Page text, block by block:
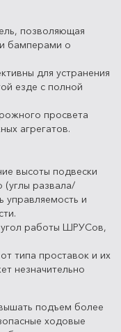
позволяющая
бамперами о
для устранения
езде с полной
просвета
агрегатов.
высоты подвески
(углы развала/
управляемость и
угол работы ШРУСов,
типа проставок и их
незначительно
подъем более
ходовые